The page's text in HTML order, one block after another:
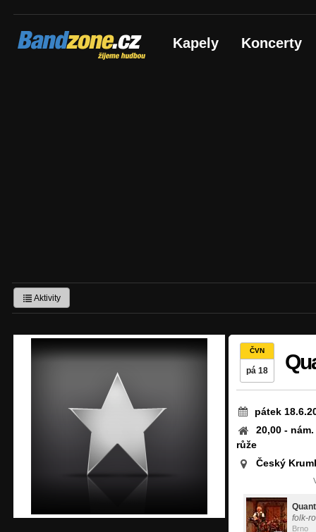
Bandzone.cz
žijeme hudbou Kapely Koncerty
Aktivity
ČVN
pá 18
pátek
20,00 -
růže
Český
folk-
Brno